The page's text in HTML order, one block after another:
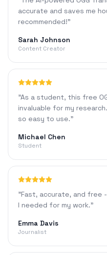
accurate and saves me
recommended!"
Sarah Johnson
Content Creator
"As a student, this free
invaluable for my
so easy to use."
Michael Chen
Student
"Fast, accurate, and free
I needed for my work."
Emma Davis
Journalist